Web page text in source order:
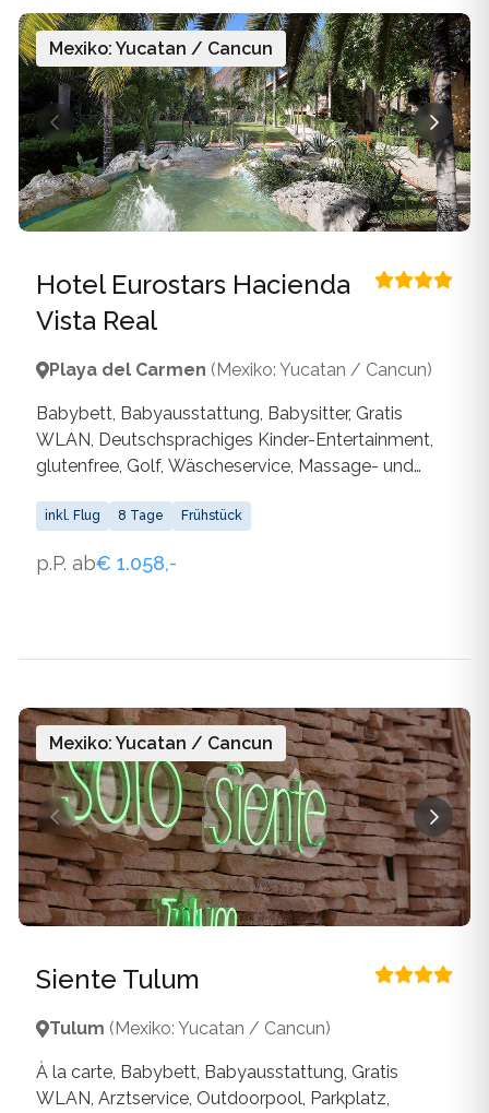
Mexiko: Yucatan / Cancun
Hotel Eurostars Hacienda
Vista Real
Playa del Carmen (Mexiko: Yucatan / Cancun)
Babybett, Babyausstattung, Babysitter, Gratis
WLAN, Deutschsprachiges Kinder-Entertainment,
glutenfree, Golf, Wäscheservice, Massage- und
Outdoorpool, Wellness, Parkplatz, Restaurant,
inkl. Flug 8 Tage Frühstück
p.P. ab€ 1.058,-
Mexiko: Yucatan / Cancun
Siente Tulum
Tulum (Mexiko: Yucatan / Cancun)
À la carte, Babybett, Babyausstattung, Gratis
WLAN, Arztservice, Outdoorpool, Parkplatz,